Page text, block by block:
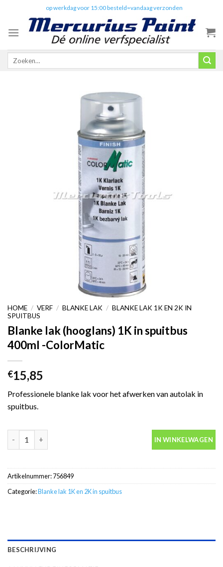
content
op werkdag voor 15:00 besteld=vandaag verzonden
Zoeken
HOME / VERF / BLANKE LAK / BLANKE LAK 1K EN 2K IN
SPUITBUS
Blanke lak (hooglans) 1K in spuitbus
400ml -ColorMatic
€15,85
Professionele blanke lak voor het afwerken van autolak in
spuitbus.
IN WINKELWAGEN
Artikelnummer:756849
Categorie:Blanke lak 1K en 2K in spuitbus
BESCHRIJVING